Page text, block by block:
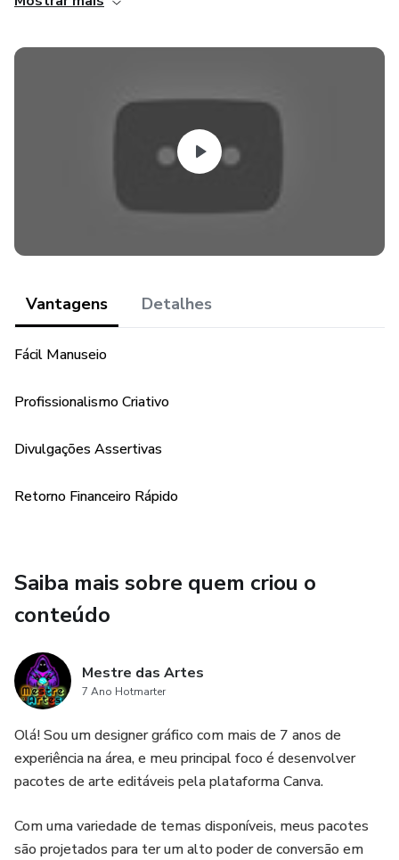
Através do nosso PDF exclusivo enviado após a compra,
Vantagens Detalhes
Fácil Manuseio
Profissionalismo Criativo
Divulgações Assertivas
Retorno Financeiro Rápido
Saiba mais sobre quem criou o
conteúdo
Mestre das Artes
7 Ano Hotmarter
Olá! Sou um designer gráfico com mais de 7 anos de
experiência na área, e meu principal foco é desenvolver
pacotes de arte editáveis ​​pela plataforma Canva.
Com uma variedade de temas disponíveis, meus pacotes
são projetados para ter um alto poder de conversão em